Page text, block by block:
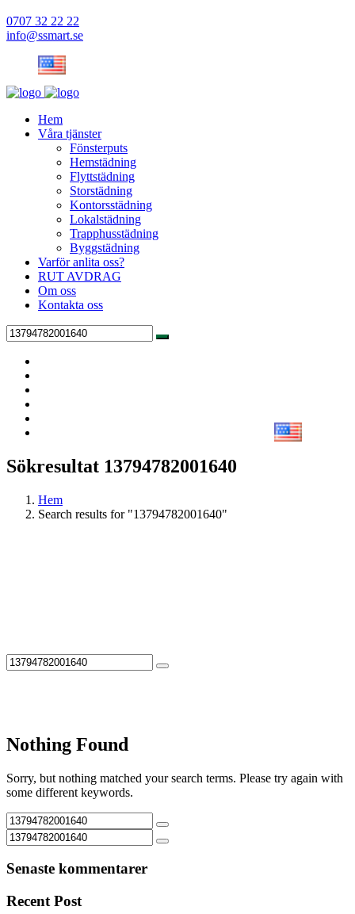
0707 32 22 22
info@ssmart.se
Hem
Våra tjänster
Fönsterputs
Hemstädning
Flyttstädning
Storstädning
Kontorsstädning
Lokalstädning
Trapphusstädning
Byggstädning
Varför anlita oss?
RUT AVDRAG
Om oss
Kontakta oss
Sökresultat 13794782001640
Hem
Search results for "13794782001640"
Nothing Found
Sorry, but nothing matched your search terms. Please try again with
some different keywords.
Senaste kommentarer
Recent Post